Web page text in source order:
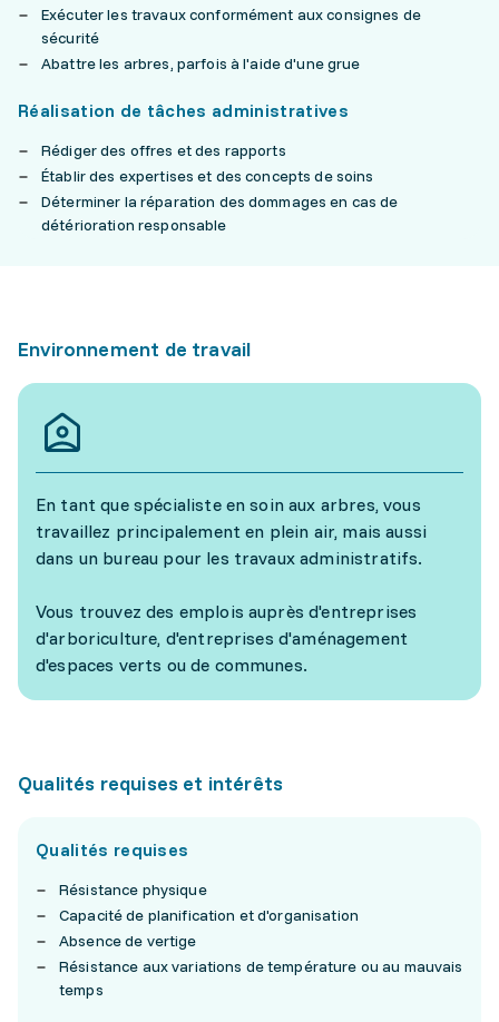
Exécuter les travaux conformément aux consignes de
sécurité
Abattre les arbres, parfois à l'aide d'une grue
Réalisation de tâches administratives
Rédiger des offres et des rapports
Établir des expertises et des concepts de soins
Déterminer la réparation des dommages en cas de
détérioration responsable
Environnement de travail
En tant que spécialiste en soin aux arbres, vous
travaillez principalement en plein air, mais aussi
dans un bureau pour les travaux administratifs.
Vous trouvez des emplois auprès d'entreprises
d'arboriculture, d'entreprises d'aménagement
d'espaces verts ou de communes.
Qualités requises et intérêts
Qualités requises
Résistance physique
Capacité de planification et d'organisation
Absence de vertige
Résistance aux variations de température ou au mauvais
temps